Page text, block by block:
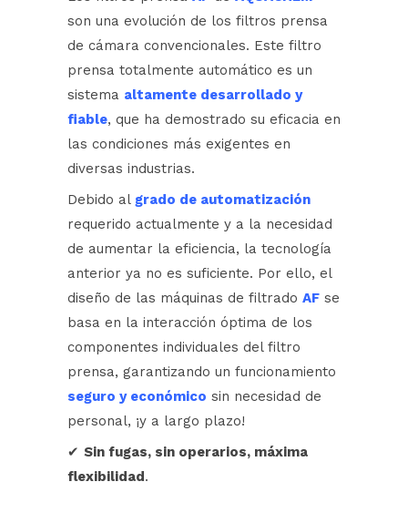
son una evolución de los filtros prensa
de cámara convencionales. Este filtro
prensa totalmente automático es un
sistema altamente desarrollado y
fiable, que ha demostrado su eficacia en
las condiciones más exigentes en
diversas industrias.
Debido al grado de automatización
requerido actualmente y a la necesidad
de aumentar la eficiencia, la tecnología
anterior ya no es suficiente. Por ello, el
diseño de las máquinas de filtrado AF se
basa en la interacción óptima de los
componentes individuales del filtro
prensa, garantizando un funcionamiento
seguro y económico sin necesidad de
personal, ¡y a largo plazo!
✔ Sin fugas, sin operarios, máxima
flexibilidad.